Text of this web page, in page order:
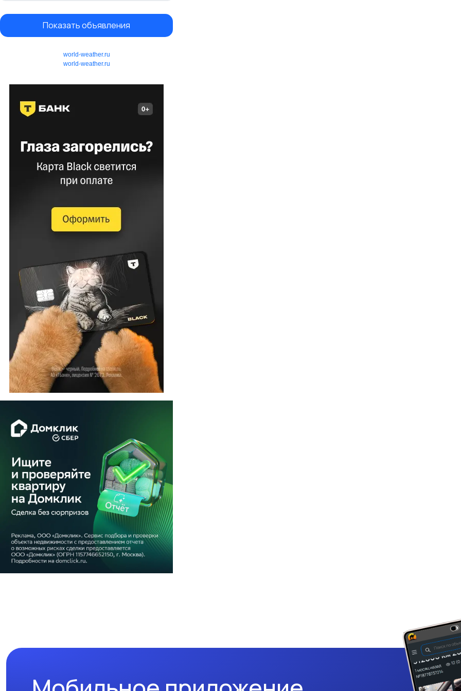
Показать объявления
world-weather.ru
world-weather.ru